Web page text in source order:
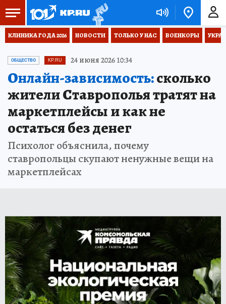
КЛИНИКА ГОДА 2026 НОВОСТИ ТОЛЬКО У НАС ВОЕНКОРЫ
ОБЩЕСТВО KP.RU 24 июня 2026 10:34
Онлайн-зависимость:сколько
жители Ставрополья тратят на
маркетплейсы и как не
остаться без денег
Психолог объяснила, почему
ставропольцы скупают ненужные вещи на
маркетплейсах